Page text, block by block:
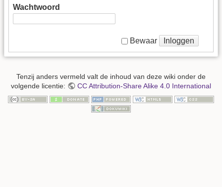
Wachtwoord
Bewaar Inloggen
Tenzij anders vermeld valt de inhoud van deze wiki onder de
volgende licentie:
CC Attribution-Share Alike 4.0 International